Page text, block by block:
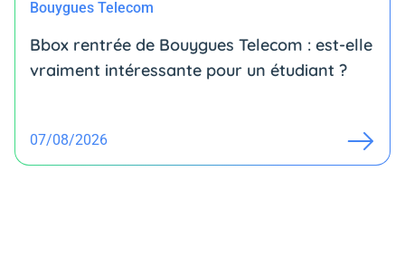
Bouygues Telecom
Bbox rentrée de Bouygues Telecom : est-elle
vraiment intéressante pour un étudiant ?
07/08/2026